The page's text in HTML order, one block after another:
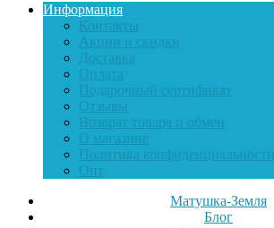
Информация
Контакты
Акции и скидки
Доставка
Оплата
Подарочный сертификат
Отзывы
Возврат товара и обмен
О магазине
Политика конфиденциальности
Опт
Матушка-Земля
Блог